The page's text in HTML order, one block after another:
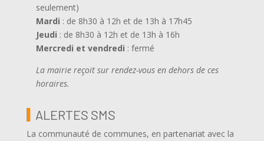
seulement)
Mardi : de 8h30 à 12h et de 13h à 17h45
Jeudi : de 8h30 à 12h et de 13h à 16h
Mercredi et vendredi : fermé
La mairie reçoit sur rendez-vous en dehors de ces
horaires.
ALERTES SMS
La communauté de communes, en partenariat avec la